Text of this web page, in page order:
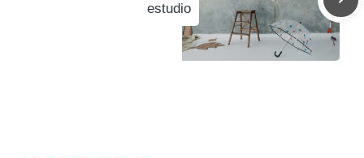
estudio